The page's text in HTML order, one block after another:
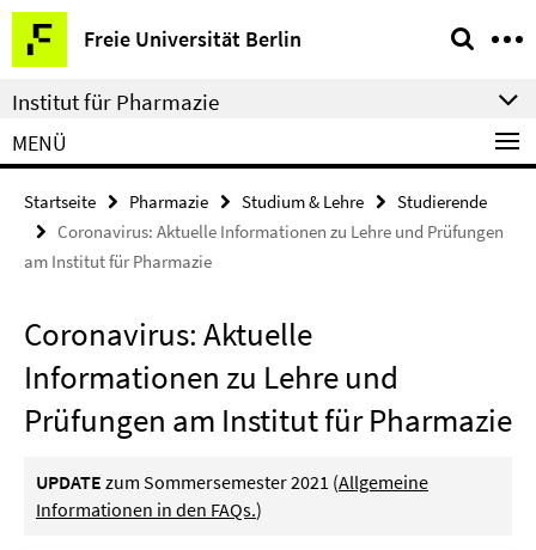
Springe
direkt
zu
Inhalt
Freie Universität Berlin
Service-
Navigation
Institut für Pharmazie
MENÜ
Startseite Pharmazie Studium & Lehre
Studierende
Coronavirus: Aktuelle Informationen zu Lehre und Prüfungen
am Institut für Pharmazie
Coronavirus: Aktuelle
Informationen zu Lehre und
Prüfungen am Institut für Pharmazie
UPDATE zum Sommersemester 2021 (Allgemeine
Informationen in den FAQs.)